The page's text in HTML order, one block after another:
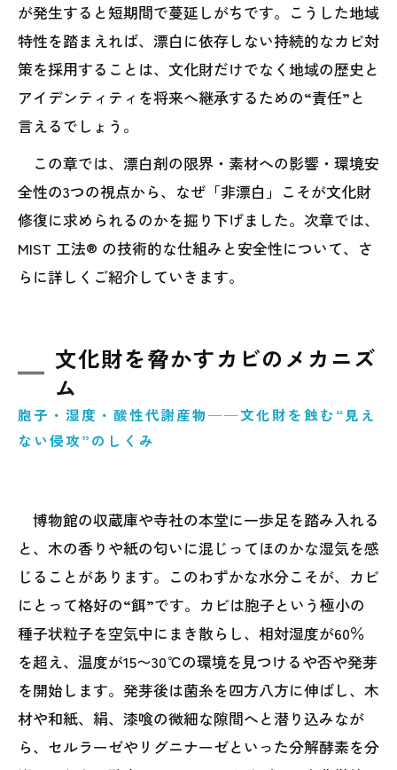
が発生すると短期間で蔓延しがちです。こうした地域
特性を踏まえれば、漂白に依存しない持続的なカビ対
策を採用することは、文化財だけでなく地域の歴史と
アイデンティティを将来へ継承するための“責任”と
言えるでしょう。
この章では、漂白剤の限界・素材への影響・環境安
全性の3つの視点から、なぜ「非漂白」こそが文化財
修復に求められるのかを掘り下げました。次章では、
MIST 工法® の技術的な仕組みと安全性について、さ
らに詳しくご紹介していきます。
文化財を脅かすカビのメカニズ
ム
胞子・湿度・酸性代謝産物──文化財を蝕む“見え
ない侵攻”のしくみ
博物館の収蔵庫や寺社の本堂に一歩足を踏み入れる
と、木の香りや紙の匂いに混じってほのかな湿気を感
じることがあります。このわずかな水分こそが、カビ
にとって格好の“餌”です。カビは胞子という極小の
種子状粒子を空気中にまき散らし、相対湿度が60％
を超え、温度が15〜30℃の環境を見つけるや否や発芽
を開始します。発芽後は菌糸を四方八方に伸ばし、木
材や和紙、絹、漆喰の微細な隙間へと潜り込みなが
ら、セルラーゼやリグニナーゼといった分解酵素を分